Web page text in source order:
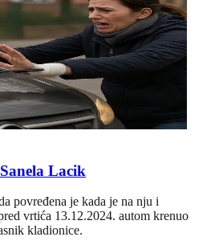
Lacik
povređena je kada je na nju i
vrtića 13.12.2024. autom krenuo
kladionice.